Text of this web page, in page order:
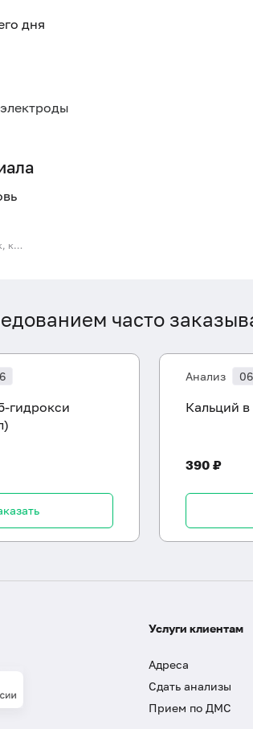
дня
С-реактивный белок, количественно (высокочувствительный метод)
часто
гидрокси
Анализ
Кальций
390 ₽
Услуги клиентам
Адреса
Сдать анализы
Прием по ДМС